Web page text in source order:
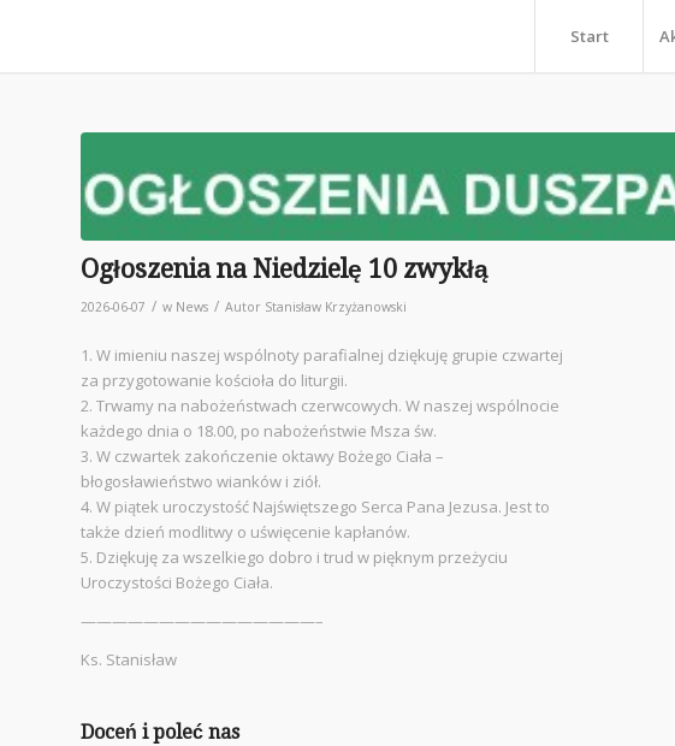
Start
Ogłoszenia na Niedzielę 10 zwykłą
2026-06-07 / w News / Autor Stanisław Krzyżanowski
1. W imieniu naszej wspólnoty parafialnej dziękuję grupie czwartej
za przygotowanie kościoła do liturgii.
2. Trwamy na nabożeństwach czerwcowych. W naszej wspólnocie
każdego dnia o 18.00, po nabożeństwie Msza św.
3. W czwartek zakończenie oktawy Bożego Ciała –
błogosławieństwo wianków i ziół.
4. W piątek uroczystość Najświętszego Serca Pana Jezusa. Jest to
także dzień modlitwy o uświęcenie kapłanów.
5. Dziękuję za wszelkiego dobro i trud w pięknym przeżyciu
Uroczystości Bożego Ciała.
———————————————–
Ks. Stanisław
Doceń i poleć nas